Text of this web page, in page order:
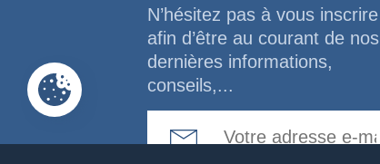
N’hésitez pas à vous inscrire
afin d’être au courant de nos
dernières informations,
conseils,...